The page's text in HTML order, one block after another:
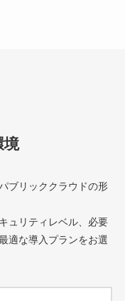
境
ブリッククラウドの形
ュリティレベル、必要
適な導入プランをお選